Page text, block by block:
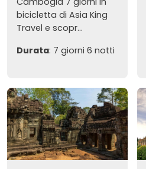
bicicletta di Asia King
Travel e scopr...
Durata: 7 giorni 6 notti